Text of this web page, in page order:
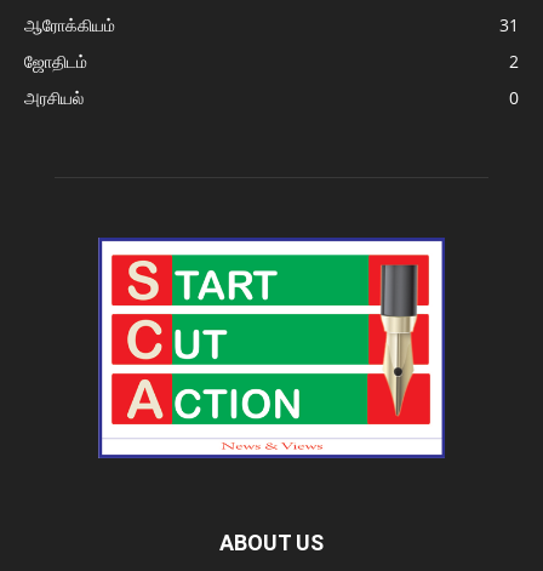
ஆரோக்கியம்
31
ஜோதிடம்
2
அரசியல்
0
ABOUT US